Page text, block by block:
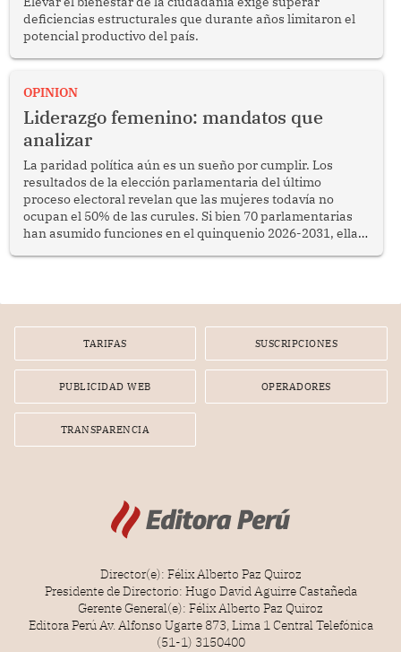
deficiencias estructurales que durante años limitaron el
potencial productivo del país.
OPINION
Liderazgo femenino: mandatos que
analizar
La paridad política aún es un sueño por cumplir. Los
resultados de la elección parlamentaria del último
proceso electoral revelan que las mujeres todavía no
ocupan el 50% de las curules. Si bien 70 parlamentarias
han asumido funciones en el quinquenio 2026-2031, ellas
TARIFAS SUSCRIPCIONES
PUBLICIDAD WEB OPERADORES
TRANSPARENCIA
Director(e): Félix Alberto Paz Quiroz
Presidente de Directorio: Hugo David Aguirre Castañeda
Gerente General(e): Félix Alberto Paz Quiroz
Editora Perú Av. Alfonso Ugarte 873, Lima 1 Central Telefónica
(51-1) 3150400